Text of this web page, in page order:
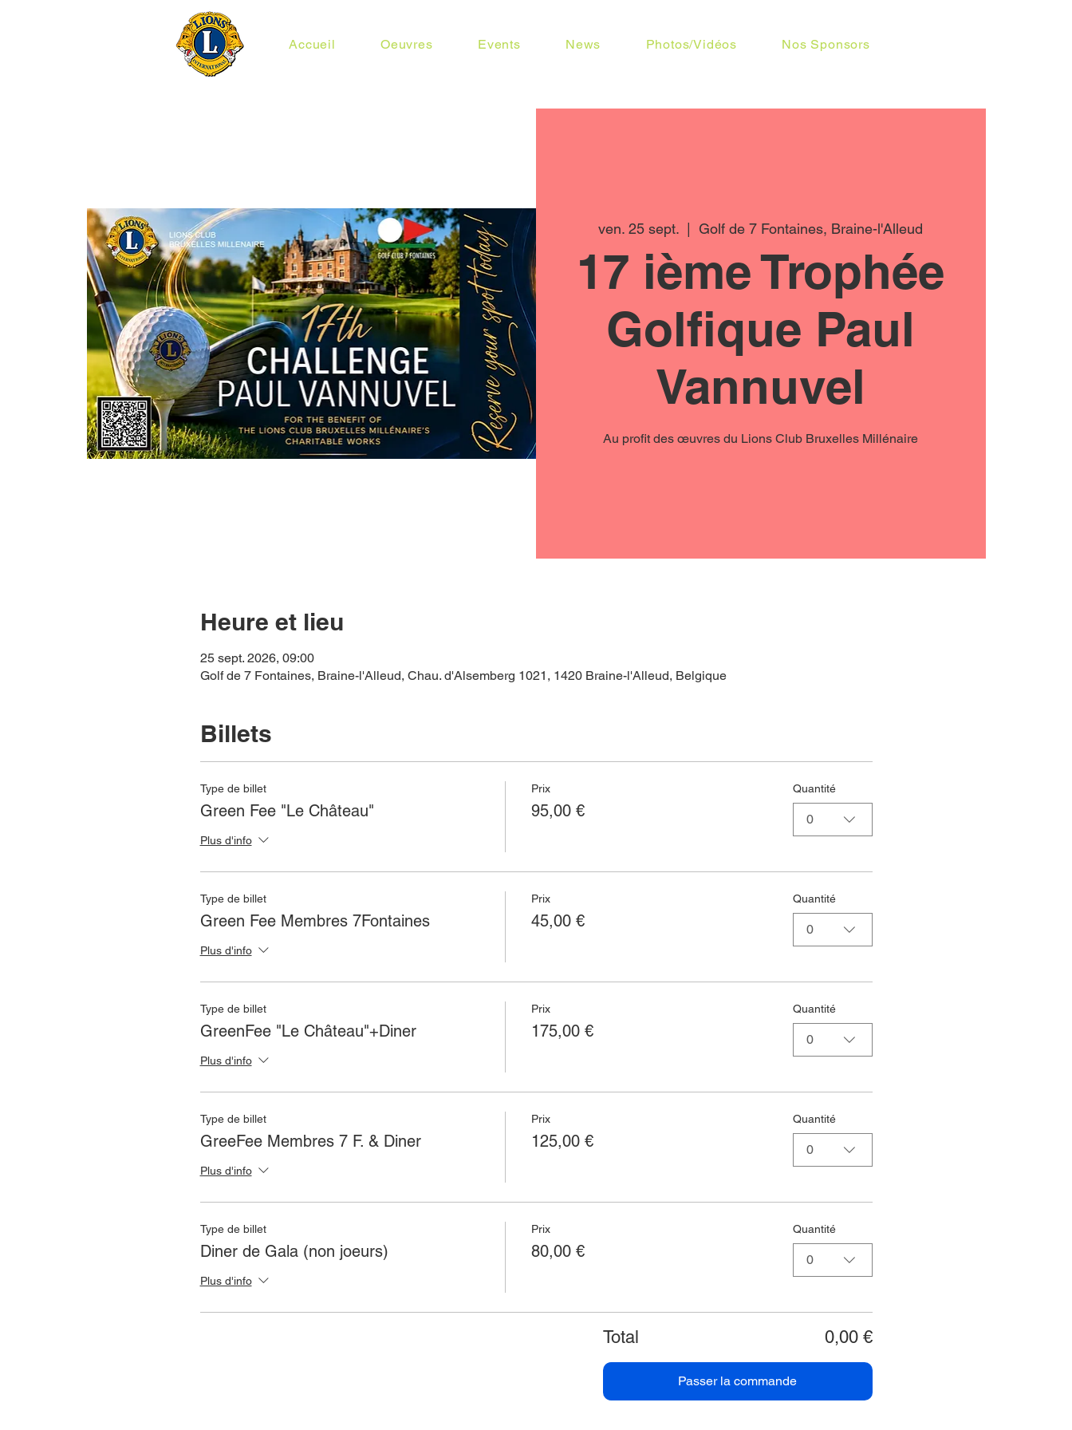
Accueil Oeuvres Events News Photos/Vidéos Nos Sponsors
ven. 25 sept.
  |
Golf de 7 Fontaines, Braine-l'Alleud
17 ième Trophée
Golfique Paul
Vannuvel
Au profit des œuvres du Lions Club Bruxelles Millénaire
Heure et lieu
25 sept. 2026, 09:00
Golf de 7 Fontaines, Braine-l'Alleud, Chau. d'Alsemberg 1021, 1420 Braine-l'Alleud, Belgique
Billets
Type de billet
Green Fee "Le Château"
Plus d'info
Prix
95,00 €
Quantité
0
Type de billet
Green Fee Membres 7Fontaines
Plus d'info
Prix
45,00 €
Quantité
0
Type de billet
GreenFee "Le Château"+Diner
Plus d'info
Prix
175,00 €
Quantité
0
Type de billet
GreeFee Membres 7 F. & Diner
Plus d'info
Prix
125,00 €
Quantité
0
Type de billet
Diner de Gala (non joeurs)
Plus d'info
Prix
80,00 €
Quantité
0
Total 0,00 €
Passer la commande